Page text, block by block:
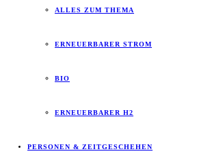
ALLES ZUM THEMA
ERNEUERBARER STROM
BIO
ERNEUERBARER H2
PERSONEN & ZEITGESCHEHEN